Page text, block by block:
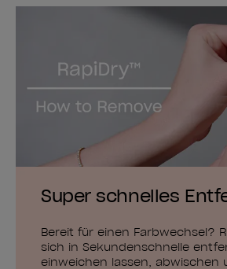
Super schnelles
Bereit für einen Farbwechsel?
sich in Sekundenschnelle
einweichen lassen, abwischen